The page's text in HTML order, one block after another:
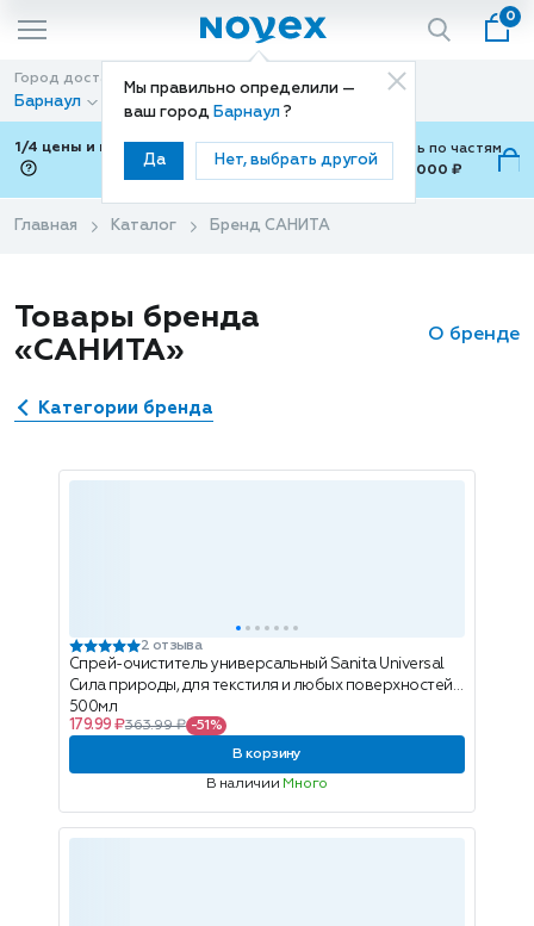
Мы правильно определили —
ваш город Барнаул ?
Да Нет, выбрать другой
0
Город доставки
Барнаул
Способ доставки
Доставка
1/4 цены и покупки ваши с Подели
Можно оплатить по частям
от 700 ₽ до 15,000 ₽
Главная Каталог Бренд САНИТА
Товары бренда
«САНИТА»
О бренде
Категории бренда
2 отзыва
Спрей-очиститель универсальный Sanita Universal
Сила природы, для текстиля и любых поверхностей,
500мл
179.99 ₽363.99 ₽ -51%
В корзину
В наличии Много